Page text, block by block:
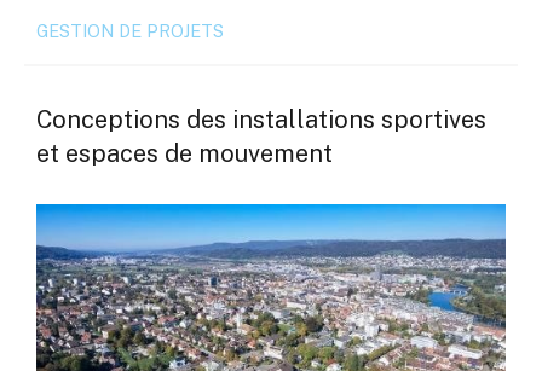
GESTION DE PROJETS
Conceptions des installations sportives
et espaces de mouvement